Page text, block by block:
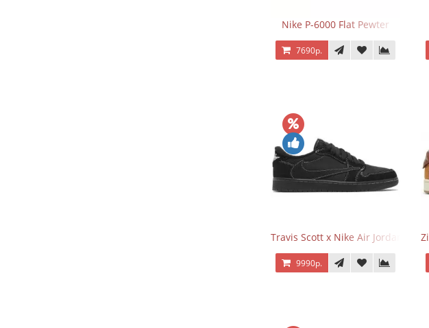
Nike P-6000 Flat Pewter
7690р.
Travis Scott x Nike Air Jordan 1
9990р.